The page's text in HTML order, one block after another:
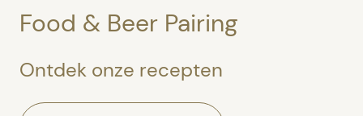
Food & Beer Pairing
Ontdek onze recepten